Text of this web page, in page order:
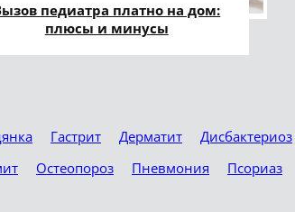
педиатра платно на дом:
плюсы и минусы
Гастрит Дерматит Дисбактериоз
Остеопороз Пневмония Псориаз